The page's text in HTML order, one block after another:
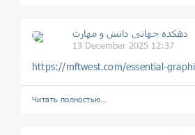
دهکده جهانی دانش و مهارت
13 December 2025 12:37
https://mftwest.com/essential-
Читать полностью…